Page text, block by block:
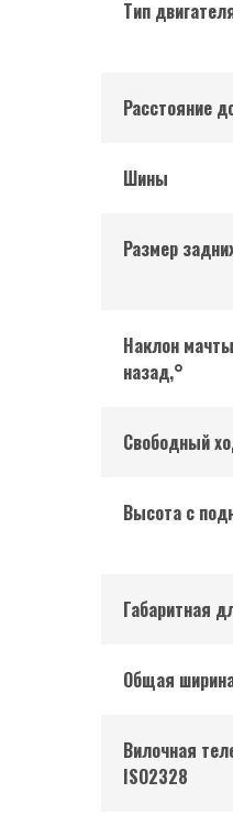
Тип
Расстояние
Шины
Размер
Наклон
назад,°
Свободный
Высота с
Габаритная
Общая
Вилочная
ISO2328